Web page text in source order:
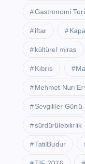
Gastronomi
iftar
kültürel miras
Kıbrıs
Mehmet Nuri
Sevgililer Günü
sürdürülebilirlik
TatilBudur